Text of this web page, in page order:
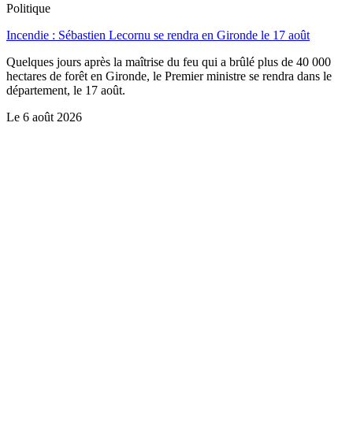
Politique
Incendie : Sébastien Lecornu se rendra en Gironde le 17 août
Quelques jours après la maîtrise du feu qui a brûlé plus de 40 000
hectares de forêt en Gironde, le Premier ministre se rendra dans le
département, le 17 août.
Le 6 août 2026